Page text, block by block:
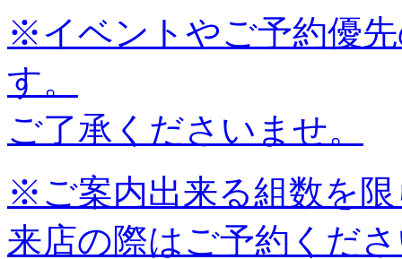
※イベントやご予約優
す。
ご了承くださいませ。
※ご案内出来る組数を
来店の際はご予約くだ